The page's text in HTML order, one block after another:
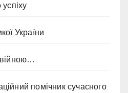
України
помічник сучасного